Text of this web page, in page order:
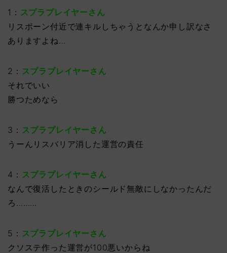
1： スプラプレイヤーさん
リスポーン付近で連キルしちゃうとなんか申し訳なさ
ありますよね…
2： スプラプレイヤーさん
それでいい
勝つためなら
3： スプラプレイヤーさん
うーんリスバリア消した運営の責任
4： スプラプレイヤーさん
なんで復活したときのシールド無敵にしなかったんだ
ろ………
5： スプラプレイヤーさん
クソステ作った運営が100悪いからね